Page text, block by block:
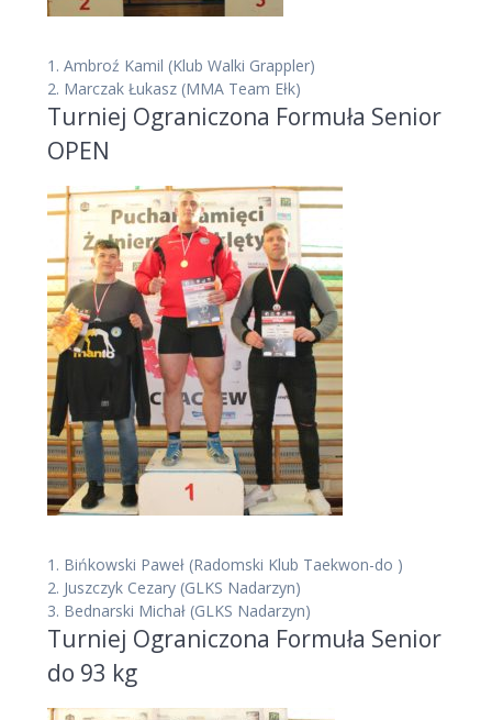
1. Ambroź Kamil (Klub Walki Grappler)
2. Marczak Łukasz (MMA Team Ełk)
Turniej Ograniczona Formuła Senior
OPEN
1. Bińkowski Paweł (Radomski Klub Taekwon-do )
2. Juszczyk Cezary (GLKS Nadarzyn)
3. Bednarski Michał (GLKS Nadarzyn)
Turniej Ograniczona Formuła Senior
do 93 kg